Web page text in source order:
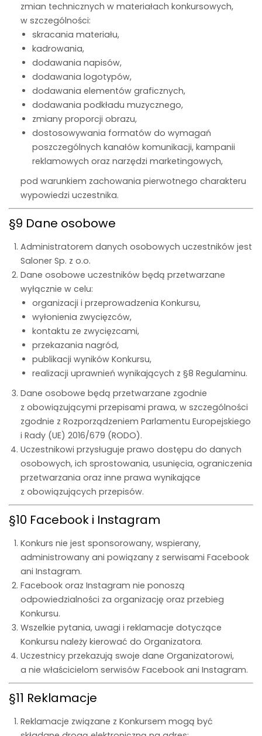
zmian technicznych w materiałach konkursowych,
w szczególności:
skracania materiału,
kadrowania,
dodawania napisów,
dodawania logotypów,
dodawania elementów graficznych,
dodawania podkładu muzycznego,
zmiany proporcji obrazu,
dostosowywania formatów do wymagań
poszczególnych kanałów komunikacji, kampanii
reklamowych oraz narzędzi marketingowych,
pod warunkiem zachowania pierwotnego charakteru
wypowiedzi uczestnika.
§9 Dane osobowe
Administratorem danych osobowych uczestników jest
Saloner Sp. z o.o.
Dane osobowe uczestników będą przetwarzane
wyłącznie w celu:
organizacji i przeprowadzenia Konkursu,
wyłonienia zwycięzców,
kontaktu ze zwycięzcami,
przekazania nagród,
publikacji wyników Konkursu,
realizacji uprawnień wynikających z §8 Regulaminu.
Dane osobowe będą przetwarzane zgodnie
z obowiązującymi przepisami prawa, w szczególności
zgodnie z Rozporządzeniem Parlamentu Europejskiego
i Rady (UE) 2016/679 (RODO).
Uczestnikowi przysługuje prawo dostępu do danych
osobowych, ich sprostowania, usunięcia, ograniczenia
przetwarzania oraz inne prawa wynikające
z obowiązujących przepisów.
§10 Facebook i Instagram
Konkurs nie jest sponsorowany, wspierany,
administrowany ani powiązany z serwisami Facebook
ani Instagram.
Facebook oraz Instagram nie ponoszą
odpowiedzialności za organizację oraz przebieg
Konkursu.
Wszelkie pytania, uwagi i reklamacje dotyczące
Konkursu należy kierować do Organizatora.
Uczestnicy przekazują swoje dane Organizatorowi,
a nie właścicielom serwisów Facebook ani Instagram.
§11 Reklamacje
Reklamacje związane z Konkursem mogą być